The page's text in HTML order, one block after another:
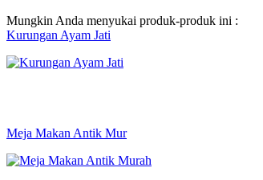
Mungkin Anda menyukai produk-produk ini :
Kurungan Ayam Jati
Meja Makan Antik Mur